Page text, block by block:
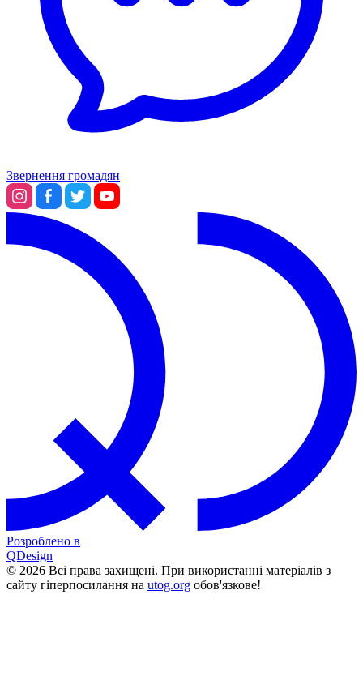
Звернення громадян
Розроблено в
QDesign
© 2026 Всі права захищені. При використанні матеріалів з
сайту гіперпосилання на utog.org обов'язкове!